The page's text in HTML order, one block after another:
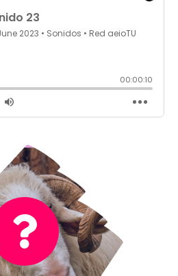
de un chivo